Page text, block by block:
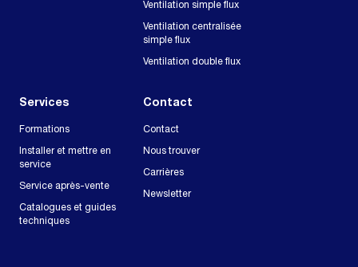
Ventilation simple flux
Ventilation centralisée
simple flux
Ventilation double flux
Services
Formations
Installer et mettre en
service
Service après-vente
Catalogues et guides
techniques
Contact
Contact
Nous trouver
Carrières
Newsletter